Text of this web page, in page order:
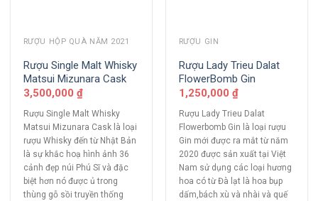
RƯỢU HỘP QUÀ NĂM 2021
Rượu Single Malt Whisky
Matsui Mizunara Cask
3,500,000 ₫
Rượu Single Malt Whisky
Matsui Mizunara Cask là loại
rượu Whisky đến từ Nhật Bản
là sự khắc hoạ hình ảnh 36
cảnh đẹp núi Phú Sĩ và đặc
biệt hơn nó được ủ trong
thùng gỗ sồi truyền thống
RƯỢU GIN
Rượu Lady Trieu Dalat
FlowerBomb Gin
1,250,000 ₫
Rượu Lady Trieu Dalat
Flowerbomb Gin là loại rượu
Gin mới được ra mắt từ năm
2020 được sản xuất tại Việt
Nam sử dụng các loại hương
hoa có từ Đà lạt là hoa bụp
dấm,bách xù và nhài và quế